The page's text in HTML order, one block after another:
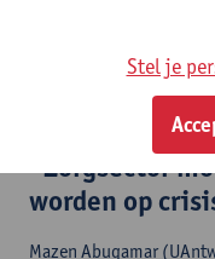
Wetenschappers
ziektes in kaart brengen
“Zorgsector
worden op
Mazen Abuqamar
Stel je